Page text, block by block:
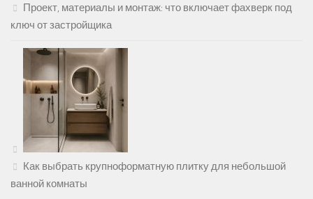
Проект, материалы и монтаж: что включает фахверк под
ключ от застройщика
Как выбрать крупноформатную плитку для небольшой
ванной комнаты